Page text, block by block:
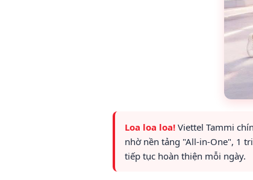
Loa loa loa! Viettel Tammi
nhờ nền tảng "All-in-One", 1
tiếp tục hoàn thiện mỗi ngày.